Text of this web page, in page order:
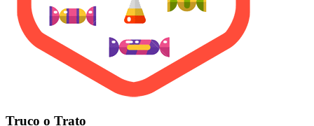
Truco o Trato